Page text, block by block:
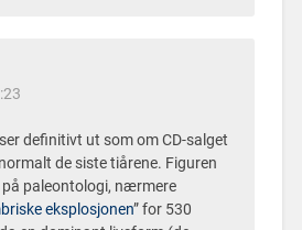
definitivt ut som om CD-salget
de siste tiårene. Figuren
paleontologi, nærmere
eksplosjonen” for 530